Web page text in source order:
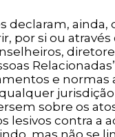
declaram,
por si ou através
e normas
jurisdição
sobre os
lesivos contra a
mas não se